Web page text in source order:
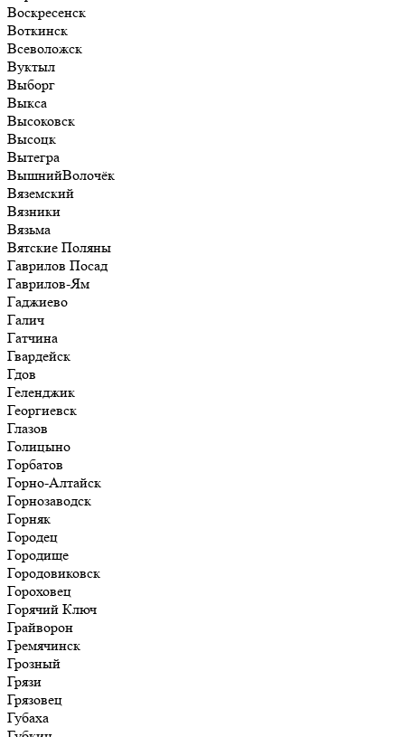
Воскресенск
Воткинск
Всеволожск
Вуктыл
Выборг
Выкса
Высоковск
Высоцк
Вытегра
ВышнийВолочёк
Вяземский
Вязники
Вязьма
Вятские Поляны
Гаврилов Посад
Гаврилов-Ям
Гаджиево
Галич
Гатчина
Гвардейск
Гдов
Геленджик
Георгиевск
Глазов
Голицыно
Горбатов
Горно-Алтайск
Горнозаводск
Горняк
Городец
Городище
Городовиковск
Гороховец
Горячий Ключ
Грайворон
Гремячинск
Грозный
Грязи
Грязовец
Губаха